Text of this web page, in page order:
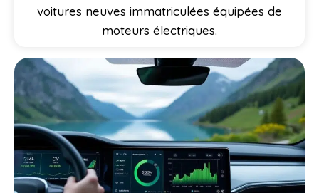
voitures neuves immatriculées équipées de
moteurs électriques.